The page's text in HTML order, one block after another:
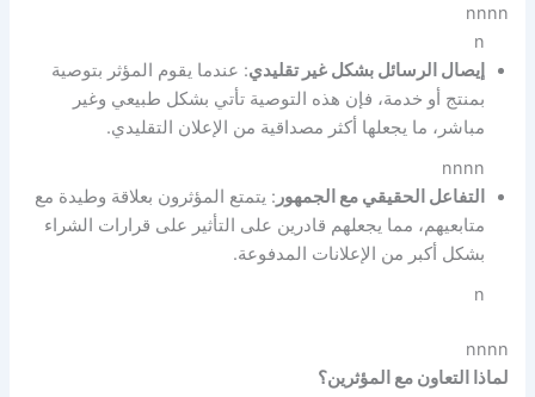
nnnn
n
إيصال الرسائل بشكل غير تقليدي: عندما يقوم المؤثر بتوصية
بمنتج أو خدمة، فإن هذه التوصية تأتي بشكل طبيعي وغير
مباشر، ما يجعلها أكثر مصداقية من الإعلان التقليدي.
nnnn
التفاعل الحقيقي مع الجمهور : يتمتع المؤثرون بعلاقة وطيدة مع
متابعيهم، مما يجعلهم قادرين على التأثير على قرارات الشراء
بشكل أكبر من الإعلانات المدفوعة.
n
nnnn
لماذا التعاون مع المؤثرين؟